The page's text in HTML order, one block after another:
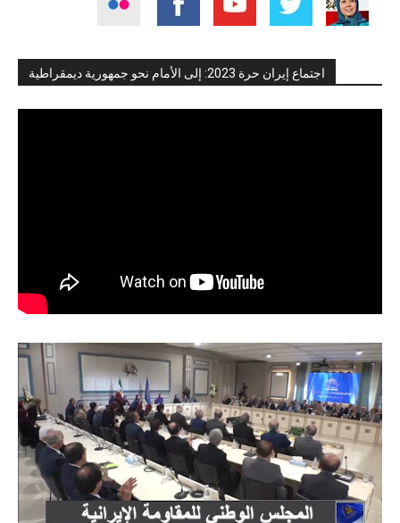
اجتماع إيران حرة 2023: إلى الأمام نحو جمهورية ديمقراطية